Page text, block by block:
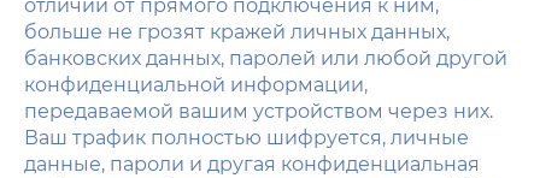
отличии от прямого подключения к ним,
больше не грозят кражей личных данных,
банковских данных, паролей или любой другой
конфиденциальной информации,
передаваемой вашим устройством через них.
Ваш трафик полностью шифруется, личные
данные, пароли и другая конфиденциальная